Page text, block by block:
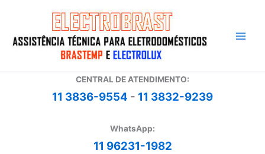
conteúdo
CENTRAL DE ATENDIMENTO:
11 3836-9554 - 11 3832-9239
WhatsApp:
11 96231-1982